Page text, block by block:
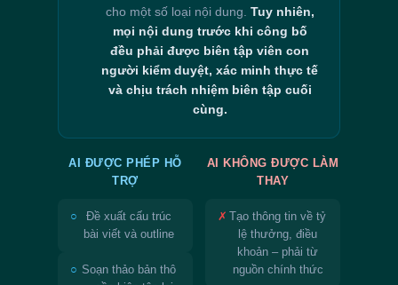
cho một số loại nội dung. Tuy nhiên,
mọi nội dung trước khi công bố
đều phải được biên tập viên con
người kiểm duyệt, xác minh thực tế
và chịu trách nhiệm biên tập cuối
cùng.
AI ĐƯỢC PHÉP HỖ
TRỢ
○
Đề xuất cấu trúc
bài viết và outline
○ Soạn thảo bản thô
AI KHÔNG ĐƯỢC LÀM
THAY
✗ Tạo thông tin về tỷ
lệ thưởng, điều
khoản – phải từ
nguồn chính thức